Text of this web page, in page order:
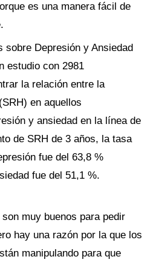
es una manera fácil de
sobre Depresión y Ansiedad
estudio con 2981
la relación entre la
en aquellos
y ansiedad en la línea de
de SRH de 3 años, la tasa
fue del 63,8 %
fue del 51,1 %.
muy buenos para pedir
hay una razón por la que los
manipulando para que